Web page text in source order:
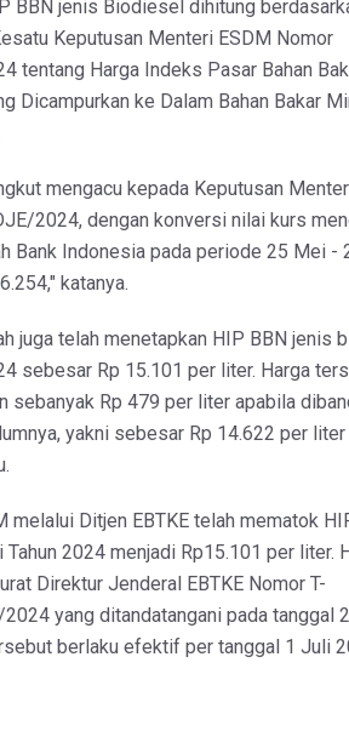
BBN jenis Biodiesel dihitung
Keputusan Menteri ESDM Nomor
tentang Harga Indeks Pasar Bahan
Dicampurkan ke Dalam Bahan Bakar
mengacu kepada Keputusan
2024, dengan konversi nilai kurs
Bank Indonesia pada periode 25 Mei -
katanya.
juga telah menetapkan HIP BBN jenis
sebesar Rp 15.101 per liter. Harga
sebanyak Rp 479 per liter apabila
yakni sebesar Rp 14.622 per liter
melalui Ditjen EBTKE telah mematok
2024 menjadi Rp15.101 per liter.
Direktur Jenderal EBTKE Nomor T-
yang ditandatangani pada tanggal
berlaku efektif per tanggal 1 Juli